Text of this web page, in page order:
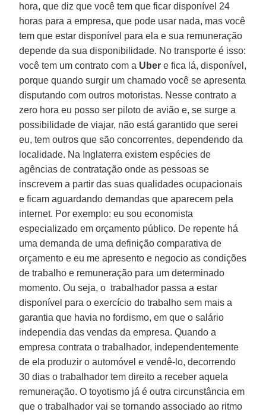
hora, que diz que você tem que ficar disponível 24
horas para a empresa, que pode usar nada, mas você
tem que estar disponível para ela e sua remuneração
depende da sua disponibilidade. No transporte é isso:
você tem um contrato com a Uber e fica lá, disponível,
porque quando surgir um chamado você se apresenta
disputando com outros motoristas. Nesse contrato a
zero hora eu posso ser piloto de avião e, se surge a
possibilidade de viajar, não está garantido que serei
eu, tem outros que são concorrentes, dependendo da
localidade. Na Inglaterra existem espécies de
agências de contratação onde as pessoas se
inscrevem a partir das suas qualidades ocupacionais
e ficam aguardando demandas que aparecem pela
internet. Por exemplo: eu sou economista
especializado em orçamento público. De repente há
uma demanda de uma definição comparativa de
orçamento e eu me apresento e negocio as condições
de trabalho e remuneração para um determinado
momento. Ou seja, o trabalhador passa a estar
disponível para o exercício do trabalho sem mais a
garantia que havia no fordismo, em que o salário
independia das vendas da empresa. Quando a
empresa contrata o trabalhador, independentemente
de ela produzir o automóvel e vendê-lo, decorrendo
30 dias o trabalhador tem direito a receber aquela
remuneração. O toyotismo já é outra circunstância em
que o trabalhador vai se tornando associado ao ritmo